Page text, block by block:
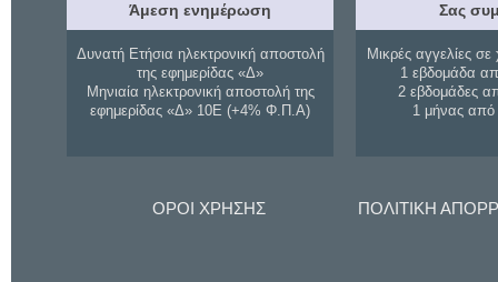
Άμεση ενημέρωση
Δυνατή Ετήσια ηλεκτρονική αποστολή
της εφημερίδας «Δ»
Μηνιαία ηλεκτρονική αποστολή της
εφημερίδας «Δ» 10Ε (+4% Φ.Π.Α)
Σας
Μικρές αγγελίες σε
1 εβδομάδα
2 εβδομάδες
1 μήνας
ΟΡΟΙ ΧΡΗΣΗΣ ΠΟΛΙΤΙΚΗ